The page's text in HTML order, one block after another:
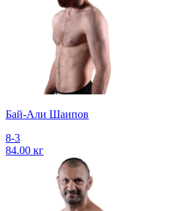
Бай-Али Шаипов
8-3
84.00 кг